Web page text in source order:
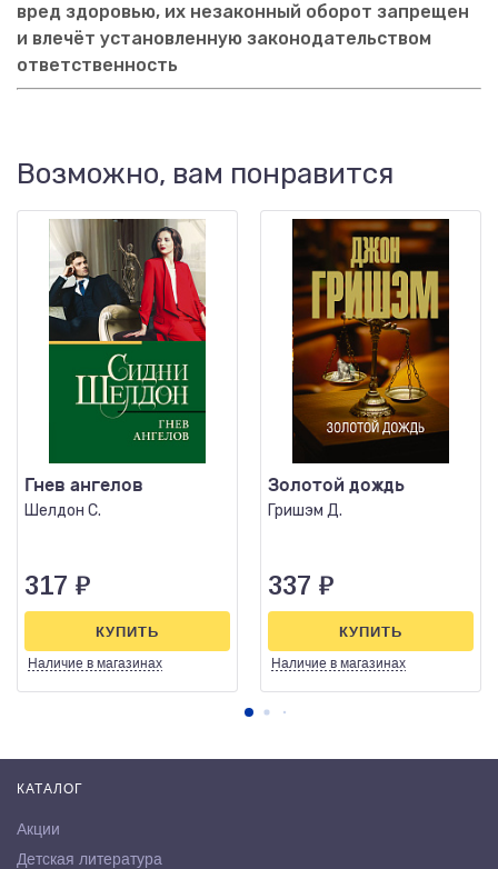
вред здоровью, их незаконный оборот запрещен
и влечёт установленную законодательством
ответственность
Возможно, вам понравится
Гнев ангелов
Шелдон С.
317 ₽
Наличие в магазинах
КУПИТЬ
Золотой дождь
Гришэм Д.
337 ₽
Наличие в магазинах
КУПИТЬ
КАТАЛОГ
Акции
Детская литература